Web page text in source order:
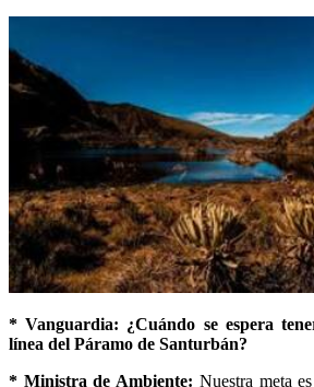
* Vanguardia: ¿Cuándo se espera
línea del Páramo de Santurbán?
* Ministra de Ambiente: Nuestra meta